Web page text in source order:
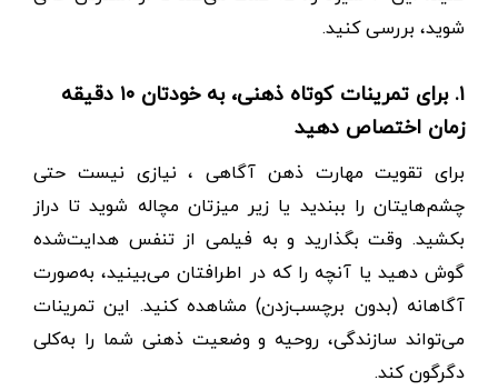
شوید، بررسی کنید.
۱. برای تمرینات کوتاه ذهنی، به خودتان ۱۰ دقیقه
زمان اختصاص دهید
برای تقویت مهارت ذهن آگاهی ، نیازی نیست حتی
چشم‌هایتان را ببندید یا زیر میزتان مچاله شوید تا دراز
بکشید. وقت بگذارید و به فیلمی از تنفس هدایت‌شده
گوش دهید یا آنچه را که در اطرافتان می‌بینید، به‌صورت
آگاهانه (بدون برچسب‌زدن) مشاهده کنید. این تمرینات
می‌تواند سازندگی، روحیه و وضعیت ذهنی شما را به‌کلی
دگرگون کند.